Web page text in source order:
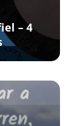
– 4